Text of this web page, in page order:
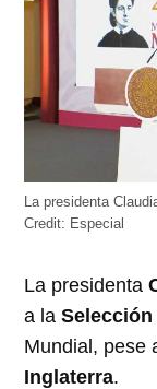
La presidenta
Credit: Especial
La presidenta
a la
Mundial, pese
Inglaterra.